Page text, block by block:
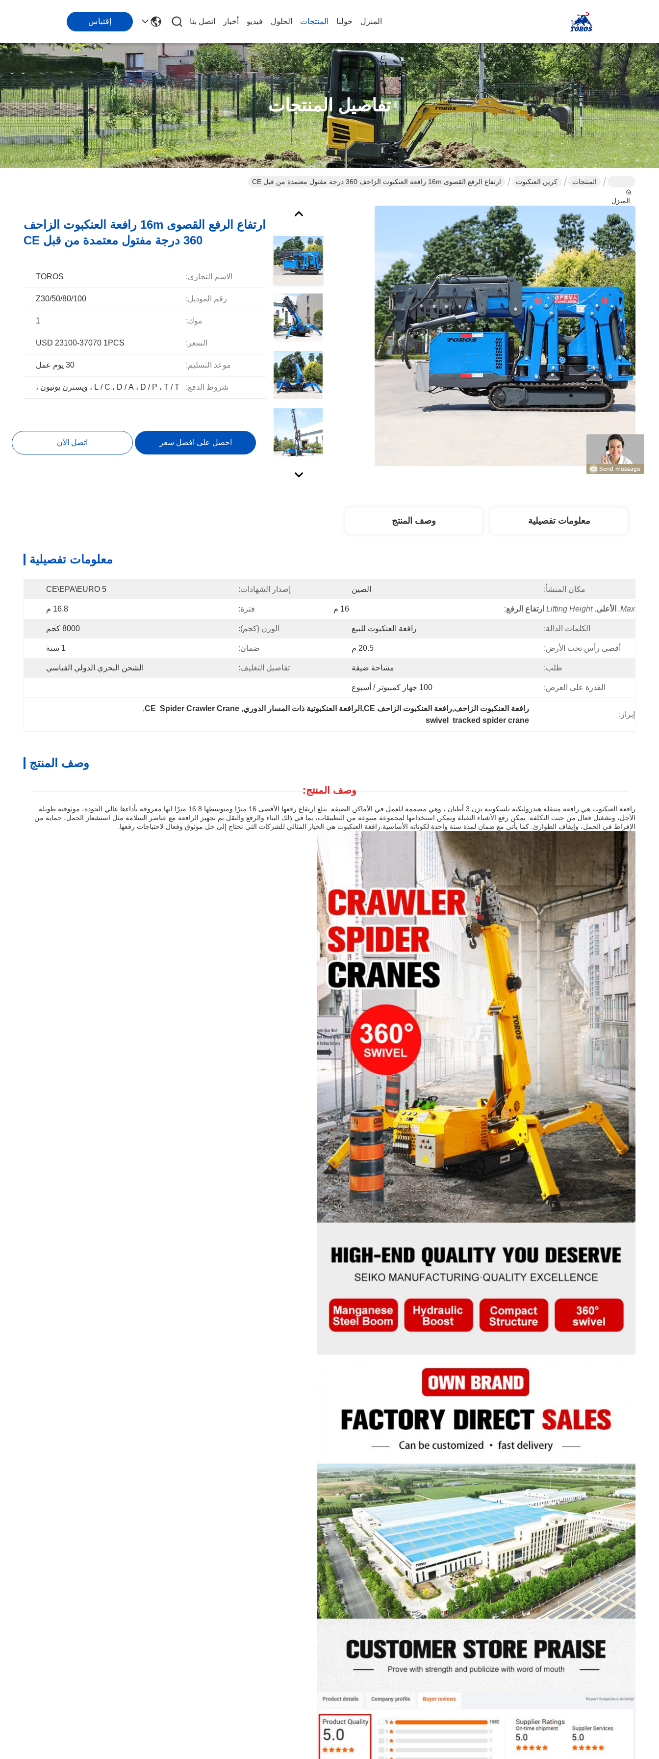
المنزل حولنا المنتجات الحلول فيديو أخبار اتصل بنا إقتباس
تفاصيل المنتجات
المنزل
المنتجات كرين العنكبوت ارتفاع الرفع القصوى 16m رافعة العنكبوت الزاحف 360 درجة مفتول معتمدة من قبل CE
ارتفاع الرفع القصوى 16m رافعة العنكبوت الزاحف
360 درجة مفتول معتمدة من قبل CE
الاسم التجاري: TOROS
رقم الموديل: Z30/50/80/100
موك: 1
السعر: USD 23100-37070 1PCS
موعد التسليم: 30 يوم عمل
شروط الدفع: L / C ، D / A ، D / P ، T / T ، ويسترن يونيون ،
احصل على افضل سعر اتصل الآن
معلومات تفصيلية وصف المنتج
معلومات تفصيلية
مكان المنشأ: الصين إصدار الشهادات: CE\EPA\EURO 5
Max. الأعلى. Lifting Height ارتفاع الرفع: 16 م فترة: 16.8 م
الكلمات الدالة: رافعة العنكبوت للبيع الوزن (كجم): 8000 كجم
أقصى رأس تحت الأرض: 20.5 م ضمان: 1 سنة
طلب: مساحة ضيقة تفاصيل التغليف: الشحن البحري الدولي القياسي
القدرة على العرض: 100 جهاز كمبيوتر / أسبوع
إبراز:
رافعة العنكبوت الزاحف,رافعة العنكبوت الزاحف CE,الرافعة العنكبوتية ذات المسار الدوري ,
CE  Spider Crawler Crane
,
swivel  tracked spider crane
وصف المنتج
وصف المنتج:
رافعة العنكبوت هي رافعة متنقلة هيدروليكية تلسكوبية تزن 3 أطنان ، وهي مصممة للعمل في الأماكن الضيقة. يبلغ ارتفاع رفعها الأقصى 16 مترًا ومتوسطها 16.8 مترًا.انها معروفة بأداءها عالي الجودة، موثوقية طويلة
الأجل، وتشغيل فعال من حيث التكلفة. يمكن رفع الأشياء الثقيلة ويمكن استخدامها لمجموعة متنوعة من التطبيقات، بما في ذلك البناء والرفع والنقل.تم تجهيز الرافعة مع عناصر السلامة مثل استشعار الحمل، حماية من
الإفراط في الحمل، وإيقاف الطوارئ. كما يأتي مع ضمان لمدة سنة واحدة لكوناته الأساسية.رافعة العنكبوت هي الخيار المثالي للشركات التي تحتاج إلى حل موثوق وفعال لاحتياجات رفعها.